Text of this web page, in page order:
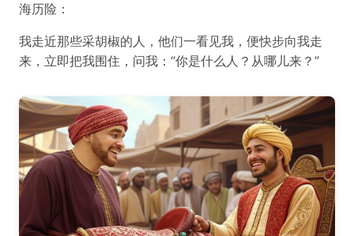
海历险：
我走近那些采胡椒的人，他们一看见我，便快步向我走
来，立即把我围住，问我：“你是什么人？从哪儿来？”